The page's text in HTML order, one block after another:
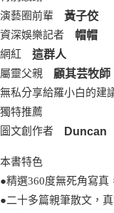
演藝圈前輩 黃子佼
資深娛樂記者 帽帽
網紅 這群人
屬靈父親 顧其芸牧師
無私分享給羅小白的建
獨特推薦
圖文創作者
Duncan
本書特色
●精選360度無死角寫真
●二十多篇親筆散文，